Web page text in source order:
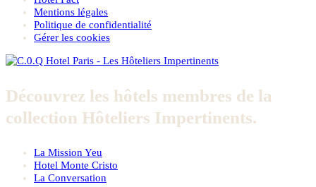
Mentions légales
Politique de confidentialité
Gérer les cookies
Découvrez les hôtels membres de la
collection Hôteliers Impertinents.
La Mission Yeu
Hotel Monte Cristo
La Conversation